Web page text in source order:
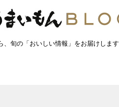
、旬の「おいしい情報」をお届けします